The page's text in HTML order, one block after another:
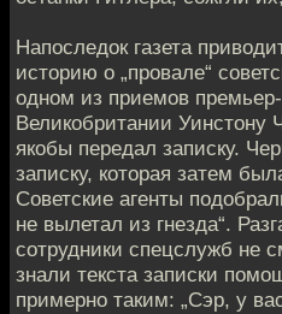
Напоследок газета
историю о „провале“
одном из приемов
Великобритании
якобы передал записку.
записку, которая затем
Советские агенты
не вылетал из гнезда“.
сотрудники спецслужб не
знали текста записки
примерно таким: „Сэр, у